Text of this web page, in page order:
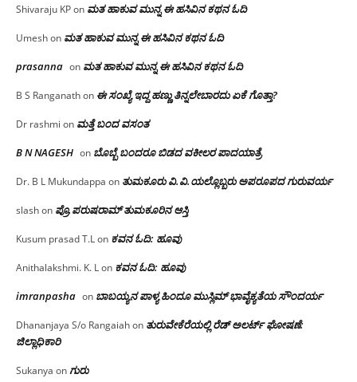
Shivaraju KPon ಮತ ಹಾಕುವ ಮುನ್ನ ಈ ಹಸಿವಿನ ಕಥನ ಓದಿ
Umeshon ಮತ ಹಾಕುವ ಮುನ್ನ ಈ ಹಸಿವಿನ ಕಥನ ಓದಿ
prasanna on ಮತ ಹಾಕುವ ಮುನ್ನ ಈ ಹಸಿವಿನ ಕಥನ ಓದಿ
B S Ranganathon ಈ ಸಂಖ್ಯೆ ಇದ್ದ ಹಣ್ಣು ತಿನ್ನಲೇಬಾರದು ಏಕೆ ಗೊತ್ತಾ?
Dr rashmi on ಮತ್ತೆ ಬಂದ ವಸಂತ
B N NAGESH on ಬೊಬ್ಬೆ ಬಂದರೂ ಬಿಡದ ವಕೀಲರ ಪಾದಯಾತ್ರೆ
Dr. B L Mukundappa on ತುಮಕೂರು‌ ವಿ.ವಿ.ಯಲ್ಲೊಬ್ಬರು ಅಪರೂಪದ ಗುರುವರ್ಯ
slashon ಪ್ರೊ.ಪರುಷರಾಮ್ ತುಮಕೂರಿನ ಆಸ್ತಿ
Kusum prasad T.Lon ಕವನ ಓದಿ: ಹೂವು
Anithalakshmi. K. Lon ಕವನ ಓದಿ: ಹೂವು
imranpasha on ಬಾಬಯ್ಯನ ಪಾಳ್ಯ ಹಿಂದೂ ಮುಸ್ಲಿಮ್ ಭಾವೈಕ್ಯತೆಯ ಸೌಂದರ್ಯ
Dhananjaya S/o Rangaiahon ತುರುವೇಕೆರೆಯಲ್ಲಿ ರೆಡ್ ಅಲರ್ಟ್ ಘೋಷಣೆ:
ಜಿಲ್ಲಾಧಿಕಾರಿ
Sukanya onಗುರು